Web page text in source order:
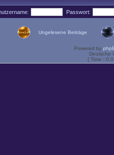
Passwort:
Ungelesene Beiträge
Powered by
Deutsche
[ Time :